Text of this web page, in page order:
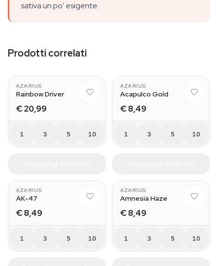
sativa un po' esigente.
Prodotti correlati
AZARIUS
Rainbow Driver
€ 20,99
1 3 5 10
AZARIUS
Acapulco Gold
€ 8,49
1 3 5 10
AZARIUS
AK-47
€ 8,49
1 3 5 10
AZARIUS
Amnesia Haze
€ 8,49
1 3 5 10